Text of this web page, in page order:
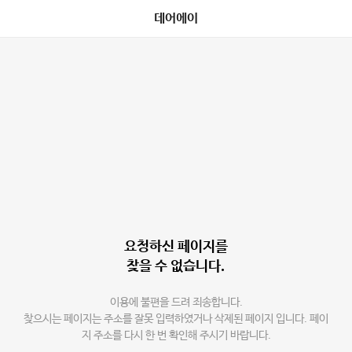
데어에이
요청하신 페이지를
찾을 수 없습니다.
이용에 불편을 드려 죄송합니다.
찾으시는 페이지는 주소를 잘못 입력하였거나 삭제된 페이지 입니다. 페이
지 주소를 다시 한 번 확인해 주시기 바랍니다.